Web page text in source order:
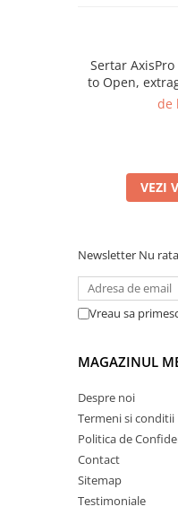
Sertar
to Open,
de
VEZI
Newsletter Nu
Vreau sa
MAGAZINUL
Despre noi
Termeni si conditii
Politica de
Contact
Sitemap
Testimoniale